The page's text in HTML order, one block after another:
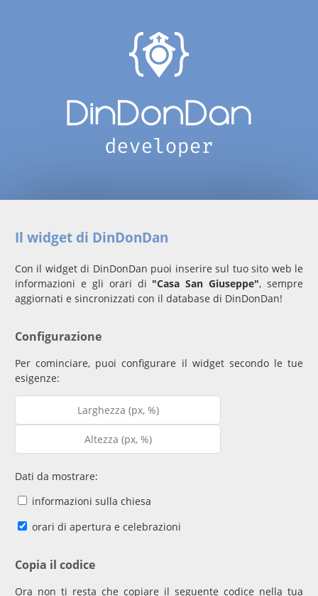
Il widget di DinDonDan
Con il widget di DinDonDan puoi inserire sul tuo sito web le
informazioni e gli orari di "Casa San Giuseppe", sempre
aggiornati e sincronizzati con il database di DinDonDan!
Configurazione
Per cominciare, puoi configurare il widget secondo le tue
esigenze:
Dati da mostrare:
informazioni sulla chiesa
orari di apertura e celebrazioni
Copia il codice
Ora non ti resta che copiare il seguente codice nella tua